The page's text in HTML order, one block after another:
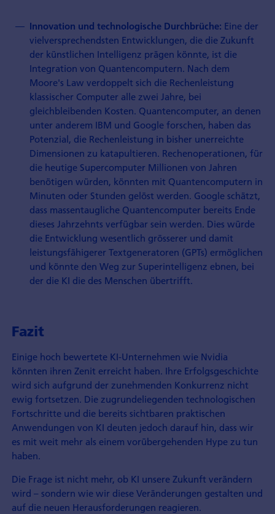
Innovation und technologische Durchbrüche: Eine der
vielversprechendsten Entwicklungen, die die Zukunft
der künstlichen Intelligenz prägen könnte, ist die
Integration von Quantencomputern. Nach dem
Moore's Law verdoppelt sich die Rechenleistung
klassischer Computer alle zwei Jahre, bei
gleichbleibenden Kosten. Quantencomputer, an denen
unter anderem IBM und Google forschen, haben das
Potenzial, die Rechenleistung in bisher unerreichte
Dimensionen zu katapultieren. Rechenoperationen, für
die heutige Supercomputer Millionen von Jahren
benötigen würden, könnten mit Quantencomputern in
Minuten oder Stunden gelöst werden. Google schätzt,
dass massentaugliche Quantencomputer bereits Ende
dieses Jahrzehnts verfügbar sein werden. Dies würde
die Entwicklung wesentlich grösserer und damit
leistungsfähigerer Textgeneratoren (GPTs) ermöglichen
und könnte den Weg zur Superintelligenz ebnen, bei
der die KI die des Menschen übertrifft.
Fazit
Einige hoch bewertete KI-Unternehmen wie Nvidia
könnten ihren Zenit erreicht haben. Ihre Erfolgsgeschichte
wird sich aufgrund der zunehmenden Konkurrenz nicht
ewig fortsetzen. Die zugrundeliegenden technologischen
Fortschritte und die bereits sichtbaren praktischen
Anwendungen von KI deuten jedoch darauf hin, dass wir
es mit weit mehr als einem vorübergehenden Hype zu tun
haben.
Die Frage ist nicht mehr, ob KI unsere Zukunft verändern
wird – sondern wie wir diese Veränderungen gestalten und
auf die neuen Herausforderungen reagieren.